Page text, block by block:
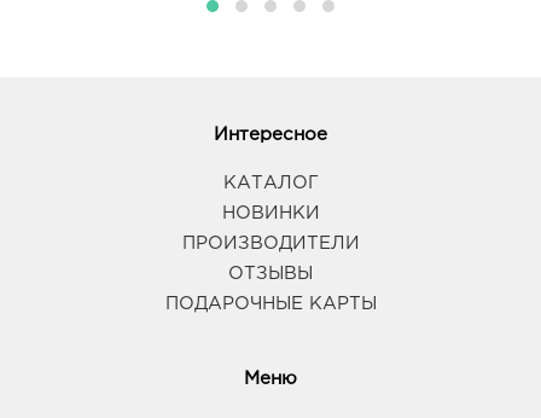
Интересное
КАТАЛОГ
НОВИНКИ
ПРОИЗВОДИТЕЛИ
ОТЗЫВЫ
ПОДАРОЧНЫЕ КАРТЫ
Меню